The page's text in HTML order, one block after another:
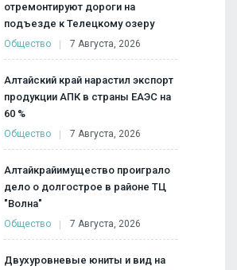
отремонтируют дороги на
подъезде к Телецкому озеру
Общество 7 Августа, 2026
Алтайский край нарастил экспорт
продукции АПК в страны ЕАЭС на
60 %
Общество 7 Августа, 2026
Алтайкрайимущество проиграло
дело о долгострое в районе ТЦ
"Волна"
Общество 7 Августа, 2026
Двухуровневые юниты и вид на